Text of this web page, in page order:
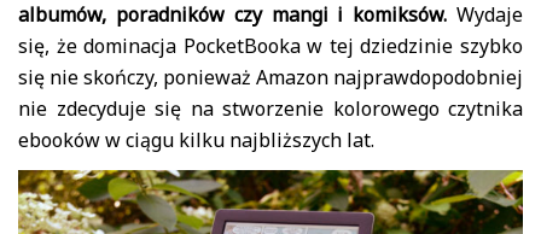
albumów, poradników czy mangi i komiksów. Wydaje
się, że dominacja PocketBooka w tej dziedzinie szybko
się nie skończy, ponieważ Amazon najprawdopodobniej
nie zdecyduje się na stworzenie kolorowego czytnika
ebooków w ciągu kilku najbliższych lat.